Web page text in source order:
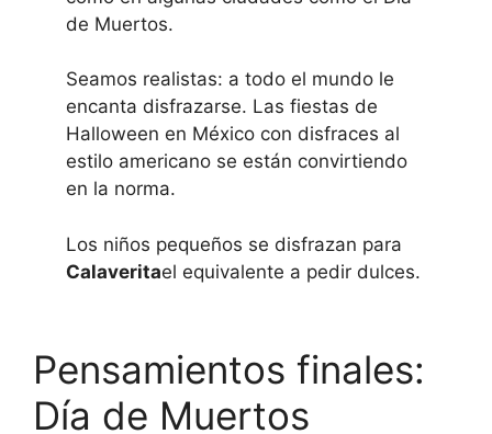
de Muertos.
Seamos realistas: a todo el mundo le
encanta disfrazarse. Las fiestas de
Halloween en México con disfraces al
estilo americano se están convirtiendo
en la norma.
Los niños pequeños se disfrazan para
Calaveritael equivalente a pedir dulces.
Pensamientos finales:
Día de Muertos